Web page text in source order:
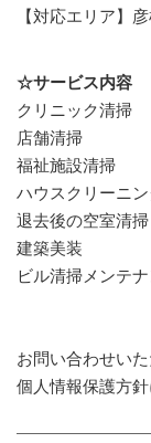
【対応エリア】
☆サービス内容
クリニック清掃
店舗清掃
福祉施設清掃
ハウスクリーニ
退去後の空室清掃
建築美装
ビル清掃メンテ
お問い合わせい
個人情報保護方